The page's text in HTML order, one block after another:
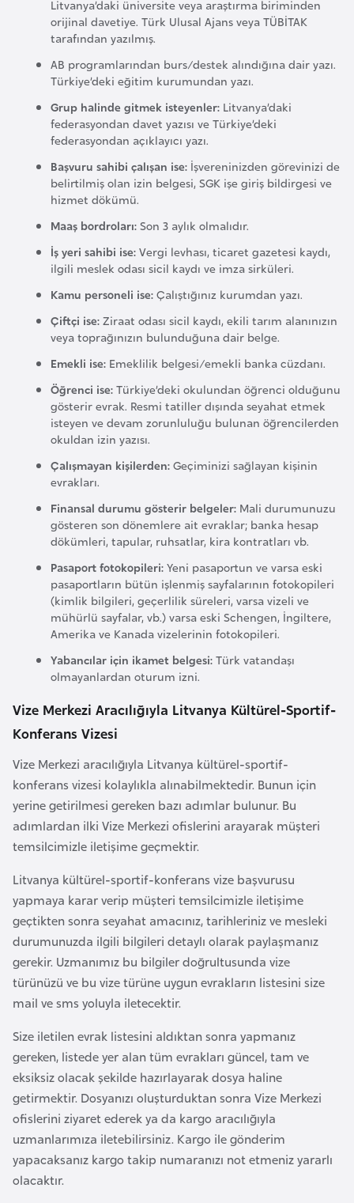
Litvanya’daki üniversite veya araştırma biriminden
orijinal davetiye. Türk Ulusal Ajans veya TÜBİTAK
tarafından yazılmış.
AB programlarından burs/destek alındığına dair yazı.
Türkiye’deki eğitim kurumundan yazı.
Grup halinde gitmek isteyenler: Litvanya’daki
federasyondan davet yazısı ve Türkiye’deki
federasyondan açıklayıcı yazı.
Başvuru sahibi çalışan ise: İşvereninizden görevinizi de
belirtilmiş olan izin belgesi, SGK işe giriş bildirgesi ve
hizmet dökümü.
Maaş bordroları:Son 3 aylık olmalıdır.
İş yeri sahibi ise:Vergi levhası, ticaret gazetesi kaydı,
ilgili meslek odası sicil kaydı ve imza sirküleri.
Kamu personeli ise:Çalıştığınız kurumdan yazı.
Çiftçi ise:Ziraat odası sicil kaydı, ekili tarım alanınızın
veya toprağınızın bulunduğuna dair belge.
Emekli ise: Emeklilik belgesi/emekli banka cüzdanı.
Öğrenci ise:Türkiye’deki okulundan öğrenci olduğunu
gösterir evrak. Resmi tatiller dışında seyahat etmek
isteyen ve devam zorunluluğu bulunan öğrencilerden
okuldan izin yazısı.
Çalışmayan kişilerden:Geçiminizi sağlayan kişinin
evrakları.
Finansal durumu gösterir belgeler: Mali durumunuzu
gösteren son dönemlere ait evraklar; banka hesap
dökümleri, tapular, ruhsatlar, kira kontratları vb.
Pasaport fotokopileri:Yeni pasaportun ve varsa eski
pasaportların bütün işlenmiş sayfalarının fotokopileri
(kimlik bilgileri, geçerlilik süreleri, varsa vizeli ve
mühürlü sayfalar, vb.) varsa eski Schengen, İngiltere,
Amerika ve Kanada vizelerinin fotokopileri.
Yabancılar için ikamet belgesi:Türk vatandaşı
olmayanlardan oturum izni.
Vize Merkezi Aracılığıyla Litvanya Kültürel-Sportif-
Konferans Vizesi
Vize Merkezi aracılığıyla Litvanya kültürel-sportif-
konferans vizesi kolaylıkla alınabilmektedir. Bunun için
yerine getirilmesi gereken bazı adımlar bulunur. Bu
adımlardan ilki Vize Merkezi ofislerini arayarak müşteri
temsilcimizle iletişime geçmektir.
Litvanya kültürel-sportif-konferans vize başvurusu
yapmaya karar verip müşteri temsilcimizle iletişime
geçtikten sonra seyahat amacınız, tarihleriniz ve mesleki
durumunuzda ilgili bilgileri detaylı olarak paylaşmanız
gerekir. Uzmanımız bu bilgiler doğrultusunda vize
türünüzü ve bu vize türüne uygun evrakların listesini size
mail ve sms yoluyla iletecektir.
Size iletilen evrak listesini aldıktan sonra yapmanız
gereken, listede yer alan tüm evrakları güncel, tam ve
eksiksiz olacak şekilde hazırlayarak dosya haline
getirmektir. Dosyanızı oluşturduktan sonra Vize Merkezi
ofislerini ziyaret ederek ya da kargo aracılığıyla
uzmanlarımıza iletebilirsiniz. Kargo ile gönderim
yapacaksanız kargo takip numaranızı not etmeniz yararlı
olacaktır.
m
k
a
D
e
m
o
r
a
t
i
k
K
o
n
g
o
B
u
l
g